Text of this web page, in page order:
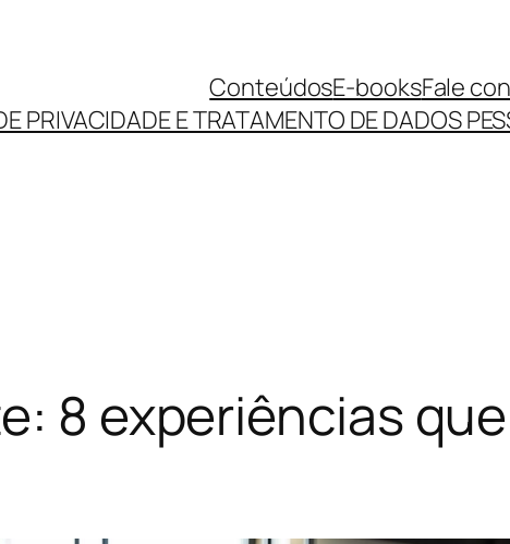
ConteúdosE-booksFale
PRIVACIDADE E TRATAMENTO DE DADOS
8 experiências